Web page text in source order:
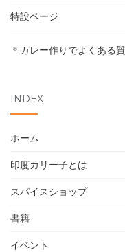
特設ページ
＊ カレー作りでよくある
INDEX
ホーム
印度カリー子とは
スパイスショップ
書籍
イベント